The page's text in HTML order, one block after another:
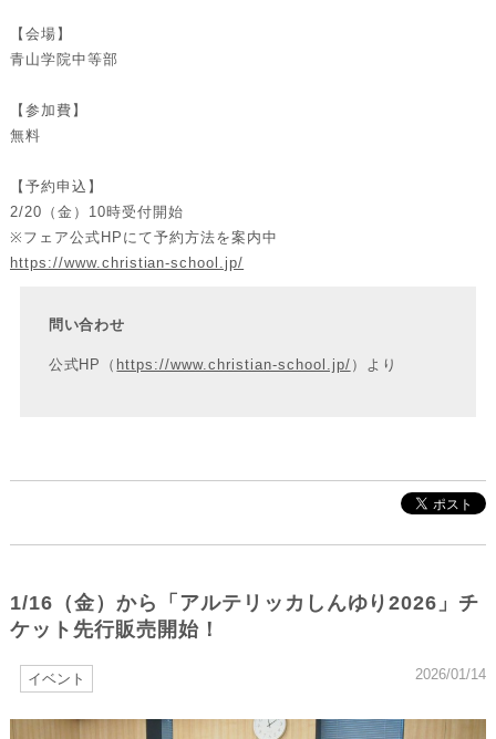
【会場】
青山学院中等部
【参加費】
無料
【予約申込】
2/20（金）10時受付開始
※フェア公式HPにて予約方法を案内中
https://www.christian-school.jp/
問い合わせ
公式HP（ https://www.christian-school.jp/ ）より
1/16（金）から「アルテリッカしんゆり2026」チ
ケット先行販売開始！
2026/01/14
イベント